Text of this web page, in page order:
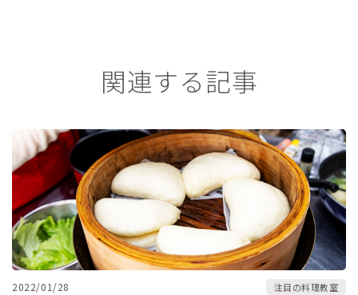
関連する記事
2022/01/28 注目の料理教室